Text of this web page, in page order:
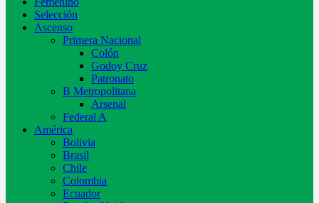
Selección
Ascenso
Primera Nacional
Colón
Godoy Cruz
Patronato
B Metropolitana
Arsenal
Federal A
América
Bolivia
Brasil
Chile
Colombia
Ecuador